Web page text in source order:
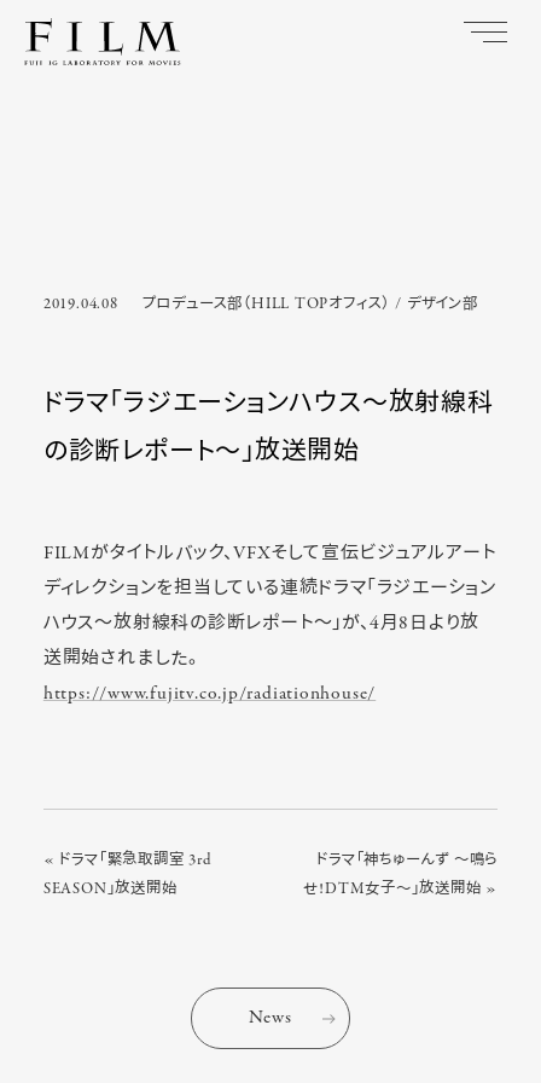
2019.04.08 プロデュース部（HILL TOPオフィス） デザイン部
ドラマ「ラジエーションハウス～放射線科
の診断レポート～」放送開始
FILMがタイトルバック、VFXそして宣伝ビジュアルアート
ディレクションを担当している連続ドラマ「ラジエーション
ハウス～放射線科の診断レポート～」が、4月8日より放
送開始されました。
https://www.fujitv.co.jp/radiationhouse/
« ドラマ「緊急取調室 3rd
SEASON」放送開始
ドラマ「神ちゅーんず ～鳴ら
せ!DTM女子～」放送開始 »
News